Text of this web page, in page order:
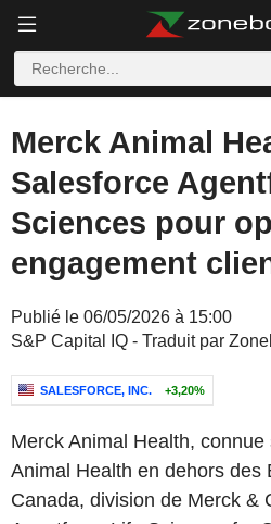
Merck Animal
Salesforce
Sciences pour
engagement
Publié le 06/05/2026 à 15:00
S&P Capital IQ - Traduit par
SALESFORCE, INC. +3,20%
Merck Animal Health,
Animal Health en dehors des
Canada, division de Merck &